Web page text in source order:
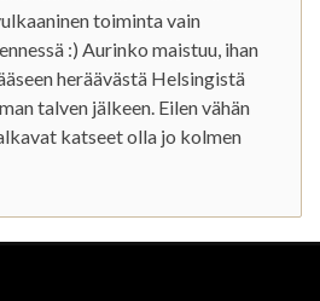
toiminta vain
:) Aurinko maistuu, ihan
heräävästä Helsingistä
talven jälkeen. Eilen vähän
katseet olla jo kolmen